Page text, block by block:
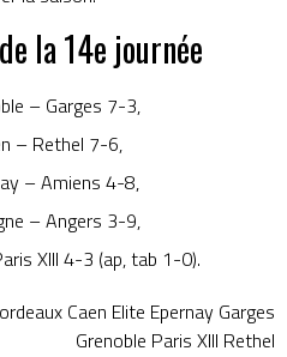
la 14e journée
– Garges 7-3,
– Rethel 7-6,
– Amiens 4-8,
– Angers 3-9,
XIII 4-3 (ap, tab 1-0).
Caen Elite Epernay Garges
Grenoble Paris XIII Rethel